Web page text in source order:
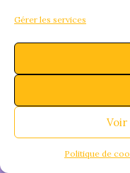
Gérer les services
Voir
Politique de